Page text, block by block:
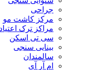
جراحی
مرکز کاشت مو
مراکز ترک اعتیاد
سی تی اسکن
بینایی سنجی
سالمندان
ام آر آی